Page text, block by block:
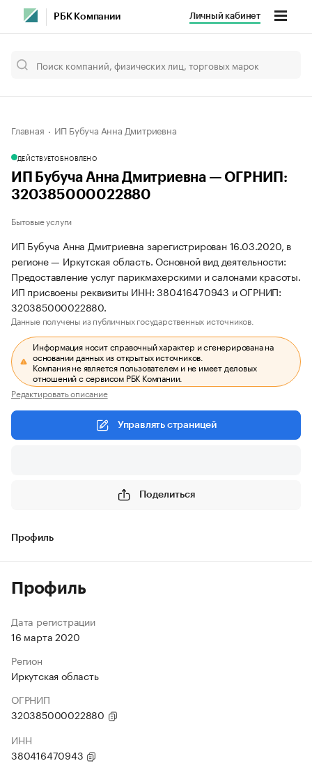
РБК Компании Личный кабинет
Главная ИП Бубуча Анна Дмитриевна
ДЕЙСТВУЕТОБНОВЛЕНО
ИП Бубуча Анна Дмитриевна — ОГРНИП:
320385000022880
Бытовые услуги
ИП Бубуча Анна Дмитриевна зарегистрирован 16.03.2020, в
регионе — Иркутская область. Основной вид деятельности:
Предоставление услуг парикмахерскими и салонами красоты.
ИП присвоены реквизиты ИНН: 380416470943 и ОГРНИП:
320385000022880.
Данные получены из публичных государственных источников.
Информация носит справочный характер и сгенерирована на
основании данных из открытых источников.
Компания не является пользователем и не имеет деловых
отношений с сервисом РБК Компании.
Редактировать описание
Управлять страницей
Поделиться
Профиль
Профиль
Дата регистрации
16 марта 2020
Регион
Иркутская область
ОГРНИП
320385000022880
ИНН
380416470943